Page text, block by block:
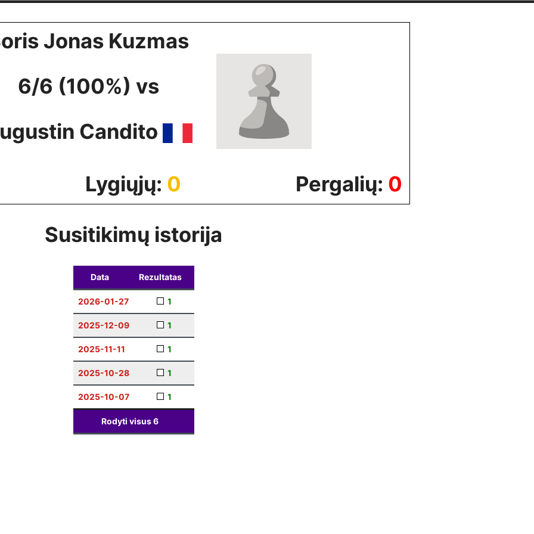
Jonas Kuzmas
6/6 (100%) vs
Candito
Lygiųjų: 0 Pergalių: 0
Susitikimų istorija
Data Rezultatas
2026-01-27 1
2025-12-09 1
2025-11-11 1
2025-10-28 1
2025-10-07 1
Rodyti visus6